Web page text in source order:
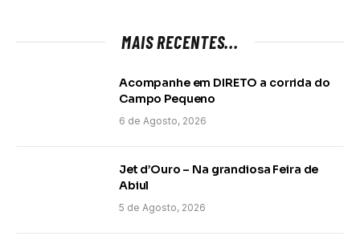
MAIS RECENTES...
Acompanhe em DIRETO a corrida do
Campo Pequeno
6 de Agosto, 2026
Jet d’Ouro – Na grandiosa Feira de
Abiul
5 de Agosto, 2026